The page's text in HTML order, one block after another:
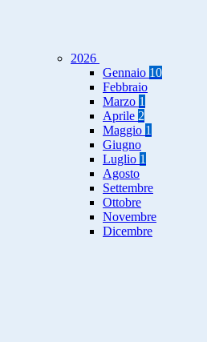
2026
Gennaio 10
Febbraio
Marzo 1
Aprile 2
Maggio 1
Giugno
Luglio 1
Agosto
Settembre
Ottobre
Novembre
Dicembre